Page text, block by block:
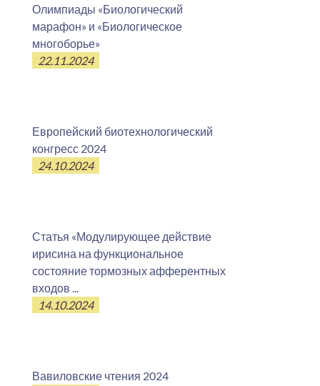
Олимпиады «Биологический
марафон» и «Биологическое
многоборье»
22.11.2024
Европейский биотехнологический
конгресс 2024
24.10.2024
Статья «Модулирующее действие
ирисина на функциональное
состояние тормозных афферентных
входов ...
14.10.2024
Вавиловские чтения 2024